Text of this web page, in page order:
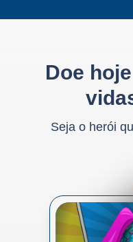
Seja o herói
Doe